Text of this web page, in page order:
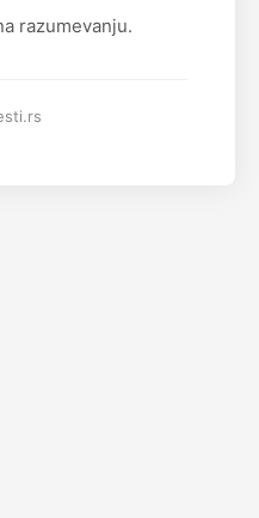
razumevanju.